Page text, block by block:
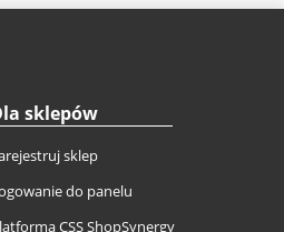
sklepów
sklep
do panelu
CSS ShopSynergy